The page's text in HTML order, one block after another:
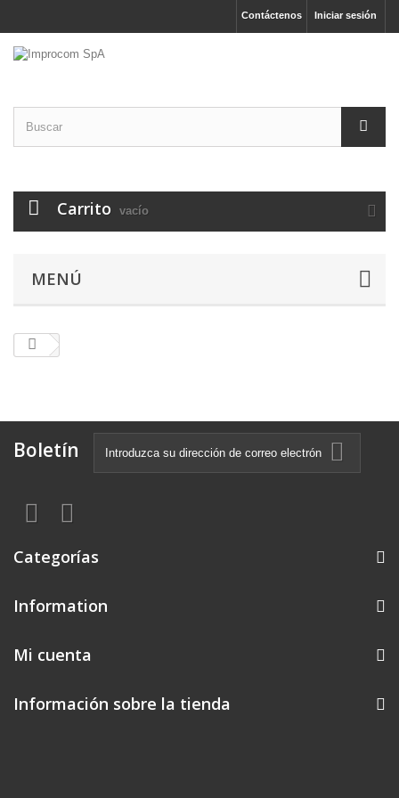
Iniciar sesión
Contáctenos
Carrito vacío
MENÚ
Boletín
Categorías
Information
Mi cuenta
Información sobre la tienda